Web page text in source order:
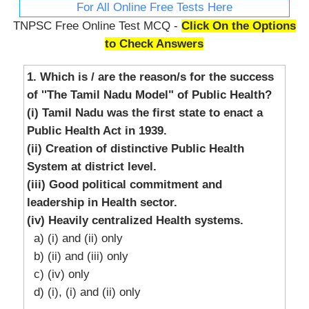
For All Online Free Tests Here
TNPSC Free Online Test MCQ - Click On the Options
to Check Answers
1. Which is / are the reason/s for the success
of ''The Tamil Nadu Model" of Public Health?
(i) Tamil Nadu was the first state to enact a
Public Health Act in 1939.
(ii) Creation of distinctive Public Health
System at district level.
(iii) Good political commitment and
leadership in Health sector.
(iv) Heavily centralized Health systems.
a) (i) and (ii) only
b) (ii) and (iii) only
c) (iv) only
d) (i), (i) and (ii) only